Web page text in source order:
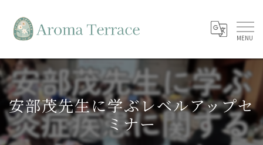
安部茂先生に学ぶレベルアップセ
ミナー